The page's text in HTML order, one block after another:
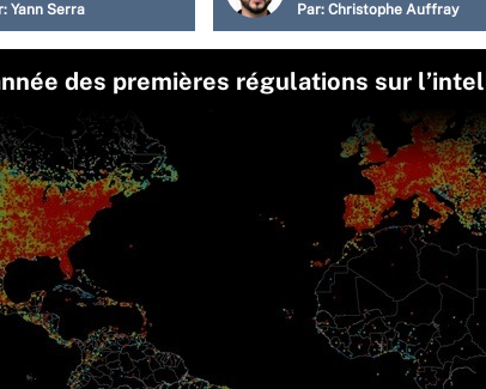
Yann Serra Par: Christophe Auffray
des premières régulations sur